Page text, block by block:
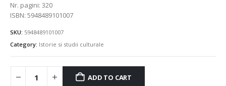
Nr. pagini: 320
ISBN: 5948489101007
SKU: 5948489101007
Category: Istorie si studii culturale
ADD TO CART